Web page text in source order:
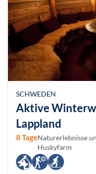
SCHWEDEN
Aktive
Lappland
8 TageNaturerlebnisse
Huskyfarm